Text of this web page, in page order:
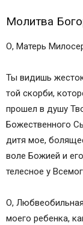
Молитва
О, Матерь
Ты видишь
той скорби,
прошел в душу
Божественного
дитя мое,
воле Божией и
телесное у
О,
моего ребенка,